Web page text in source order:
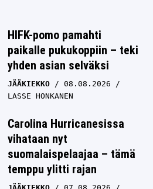
HIFK-pomo pamahti
paikalle pukukoppiin – teki
yhden asian selväksi
JÄÄKIEKKO
08.08.2026
LASSE HONKANEN
Carolina Hurricanesissa
vihataan nyt
suomalaispelaajaa – tämä
temppu ylitti rajan